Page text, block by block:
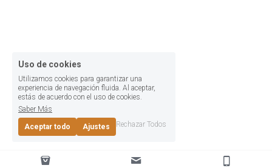
Uso de cookies
Utilizamos cookies para garantizar una
experiencia de navegación fluida. Al aceptar,
estás de acuerdo con el uso de cookies.
Saber Más
Aceptar todo Ajustes Rechazar Todos